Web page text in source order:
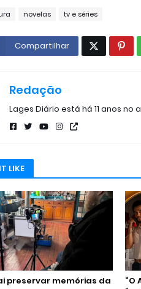
novelas tv e séries
Compartilhar
Redação
Lages Diário está há 11 anos
LIKE
preservar memórias da
“O